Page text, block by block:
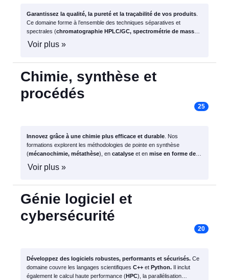
Garantissez la qualité, la pureté et la traçabilité de vos produits
Ce domaine forme à l’ensemble des techniques séparatives et
spectrales (chromatographie HPLC/GC, spectrométrie de masse,
RMN ), de la méthode de base à l’exploitation avancée des données.
Voir plus »
Chimie, synthèse et
procédés
25
Innovez grâce à une chimie plus efficace et durable . Nos
formations explorent les méthodologies de pointe en synthèse
(mécanochimie, métathèse), en catalyse et en mise en forme des
performants.
Voir plus »
Génie logiciel et
cybersécurité
20
Développez des logiciels robustes, performants et sécurisés. Ce
domaine couvre les langages scientifiques C++ et Python. Il inclut
également le calcul haute performance (HPC), la parallélisation